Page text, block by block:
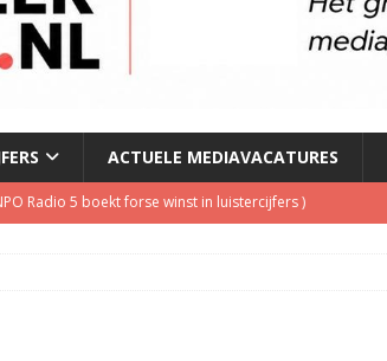
ACTUELE MEDIAVACATURES
Radio 5 boekt forse winst in luistercijfers)